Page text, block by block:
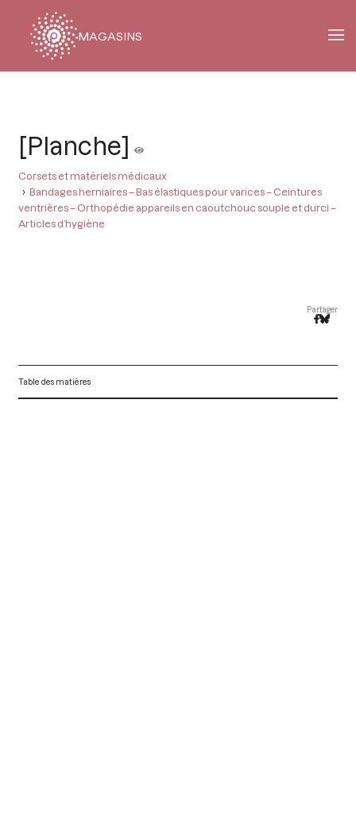
MAGASINS
[Planche]
Corsets et matériels médicaux
Bandages herniaires – Bas élastiques pour varices – Ceintures
ventrières – Orthopédie appareils en caoutchouc souple et durci –
Articles d’hygiène
Partager
Table des matières